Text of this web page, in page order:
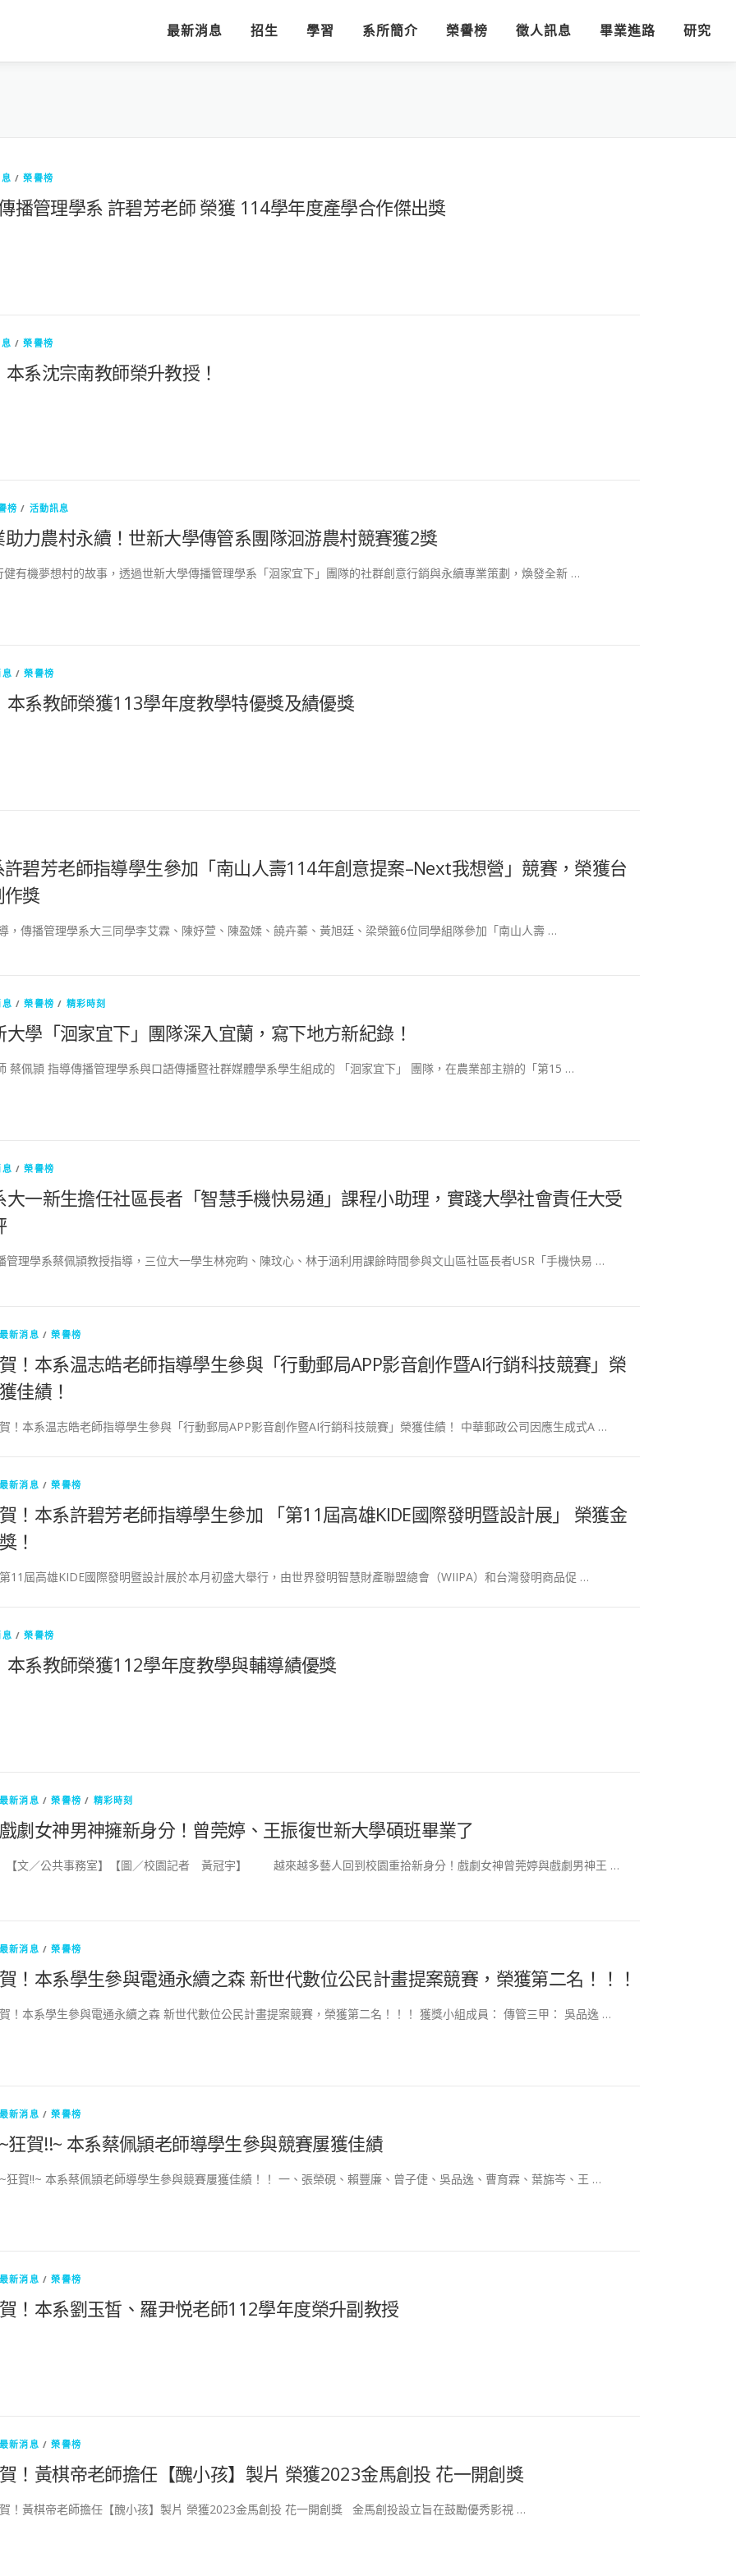
最新消息 招生 學習 系所簡介 榮譽榜 徵人訊息 畢業進路 研究
/榮譽榜
播管理學系 許碧芳老師 榮獲 114學年度產學合作傑出獎
/榮譽榜
本系沈宗南教師榮升教授！
榜 / 活動訊息
力農村永續！世新大學傳管系團隊洄游農村競賽獲2獎
健有機夢想村的故事，透過世新大學傳播管理學系「洄家宜下」團隊的社群創意行銷與永續專業策劃，煥發全新 …
/榮譽榜
本系教師榮獲113學年度教學特優獎及績優獎
碧芳老師指導學生參加「南山人壽114年創意提案–Next我想營」競賽，榮獲台
獎
，傳播管理學系大三同學李艾霖、陳妤萱、陳盈媃、饒卉蓁、黃旭廷、梁榮籤6位同學組隊參加「南山人壽 …
/榮譽榜 / 精彩時刻
大學「洄家宜下」團隊深入宜蘭，寫下地方新紀錄！
蔡佩頴 指導傳播管理學系與口語傳播暨社群媒體學系學生組成的 「洄家宜下」 團隊，在農業部主辦的「第15 …
/榮譽榜
大一新生擔任社區長者「智慧手機快易通」課程小助理，實踐大學社會責任大受
管理學系蔡佩頴教授指導，三位大一學生林宛畇、陳玟心、林于涵利用課餘時間參與文山區社區長者USR「手機快易 …
最新消息 /榮譽榜
賀！本系温志皓老師指導學生參與「行動郵局APP影音創作暨AI行銷科技競賽」榮
獲佳績！
賀！本系温志皓老師指導學生參與「行動郵局APP影音創作暨AI行銷科技競賽」榮獲佳績！ 中華郵政公司因應生成式A …
最新消息 /榮譽榜
賀！本系許碧芳老師指導學生參加 「第11屆高雄KIDE國際發明暨設計展」 榮獲金
獎！
第11屆高雄KIDE國際發明暨設計展於本月初盛大舉行，由世界發明智慧財產聯盟總會（WIIPA）和台灣發明商品促 …
/榮譽榜
本系教師榮獲112學年度教學與輔導績優獎
最新消息 /榮譽榜 / 精彩時刻
戲劇女神男神擁新身分！曾莞婷、王振復世新大學碩班畢業了
【文／公共事務室】【圖／校園記者 黃冠宇】 越來越多藝人回到校園重拾新身分！戲劇女神曾莞婷與戲劇男神王 …
最新消息 /榮譽榜
賀！本系學生參與電通永續之森 新世代數位公民計畫提案競賽，榮獲第二名！！！
賀！本系學生參與電通永續之森 新世代數位公民計畫提案競賽，榮獲第二名！！！ 獲獎小組成員： 傳管三甲： 吳品逸 …
最新消息 /榮譽榜
~狂賀!!~ 本系蔡佩頴老師導學生參與競賽屢獲佳績
~狂賀!!~ 本系蔡佩頴老師導學生參與競賽屢獲佳績！！ 一、張榮硯、賴豐廉、曾子倢、吳品逸、曹育霖、葉旆岑、王 …
最新消息 /榮譽榜
賀！本系劉玉皙、羅尹悦老師112學年度榮升副教授
最新消息 /榮譽榜
賀！黃棋帝老師擔任【醜小孩】製片 榮獲2023金馬創投 花一開創獎
賀！黃棋帝老師擔任【醜小孩】製片 榮獲2023金馬創投 花一開創獎 金馬創投設立旨在鼓勵優秀影視 …